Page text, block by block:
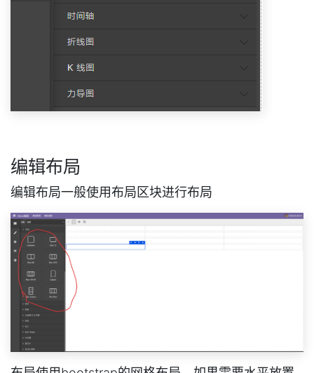
编辑布局
编辑布局一般使用布局区块进行布局